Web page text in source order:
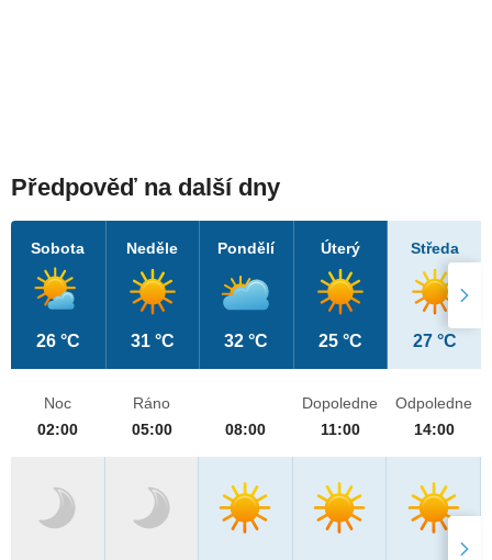
Předpověď na další dny
Sobota
26 °C
Neděle
31 °C
Pondělí
32 °C
Úterý
25 °C
Středa
27 °C
Noc
02:00
Ráno
05:00
08:00
Dopoledne
11:00
Odpoledne
14:00